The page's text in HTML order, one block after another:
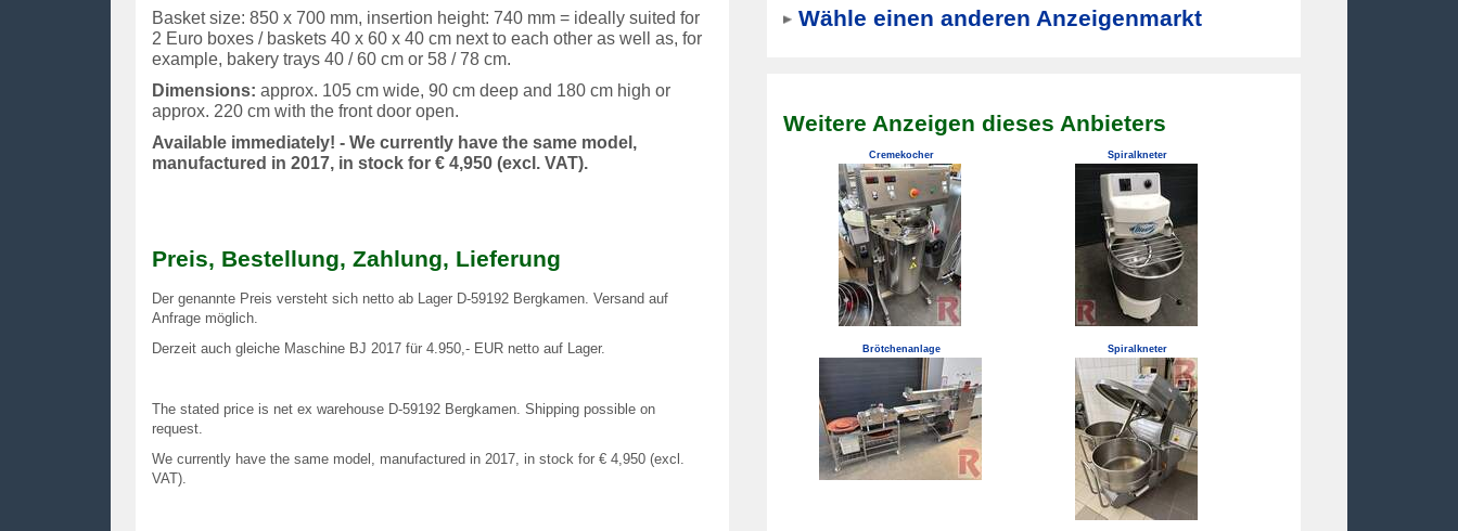
Basket size: 850 x 700 mm, insertion height: 740 mm = ideally suited for
2 Euro boxes / baskets 40 x 60 x 40 cm next to each other as well as, for
example, bakery trays 40 / 60 cm or 58 / 78 cm.
Dimensions: approx. 105 cm wide, 90 cm deep and 180 cm high or
approx. 220 cm with the front door open.
Available immediately! - We currently have the same model,
manufactured in 2017, in stock for € 4,950 (excl. VAT).
Preis, Bestellung, Zahlung, Lieferung
Der genannte Preis versteht sich netto ab Lager D-59192 Bergkamen. Versand auf
Anfrage möglich.
Derzeit auch gleiche Maschine BJ 2017 für 4.950,- EUR netto auf Lager.
The stated price is net ex warehouse D-59192 Bergkamen. Shipping possible on
request.
We currently have the same model, manufactured in 2017, in stock for € 4,950 (excl.
VAT).
Wähle einen anderen Anzeigenmarkt
Weitere Anzeigen dieses Anbieters
Cremekocher Spiralkneter
Brötchenanlage Spiralkneter